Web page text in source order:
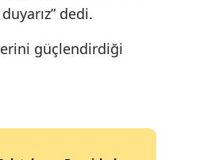
dedi.
güçlendirdiği